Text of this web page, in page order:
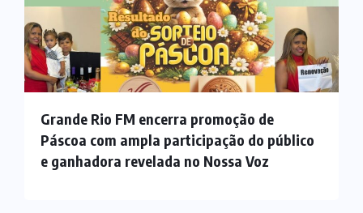
Grande Rio FM encerra promoção de
Páscoa com ampla participação do público
e ganhadora revelada no Nossa Voz